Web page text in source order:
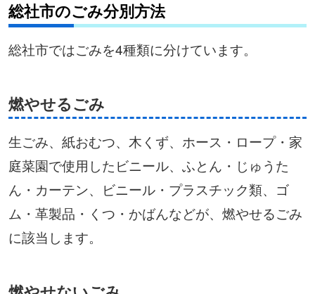
総社市のごみ分別方法
総社市ではごみを4種類に分けています。
燃やせるごみ
生ごみ、紙おむつ、木くず、ホース・ロープ・家
庭菜園で使用したビニール、ふとん・じゅうた
ん・カーテン、ビニール・プラスチック類、ゴ
ム・革製品・くつ・かばんなどが、燃やせるごみ
に該当します。